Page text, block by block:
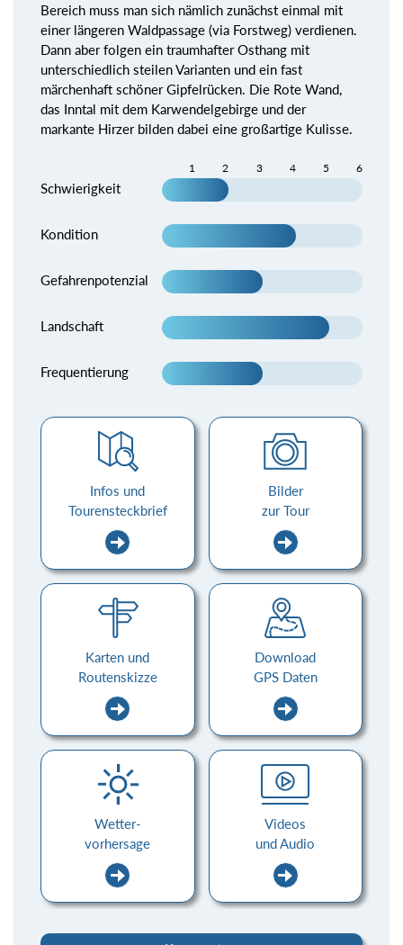
Bereich muss man sich nämlich zunächst einmal mit
einer längeren Waldpassage (via Forstweg) verdienen.
Dann aber folgen ein traumhafter Osthang mit
unterschiedlich steilen Varianten und ein fast
märchenhaft schöner Gipfelrücken. Die Rote Wand,
das Inntal mit dem Karwendelgebirge und der
markante Hirzer bilden dabei eine großartige Kulisse.
1 2 3 4 5 6
Schwierigkeit
Kondition
Gefahrenpotenzial
Landschaft
Frequentierung
Infos und
Tourensteckbrief
Bilder
zur Tour
Karten und
Routenskizze
Download
GPS Daten
Wetter-
vorhersage
Videos
und Audio